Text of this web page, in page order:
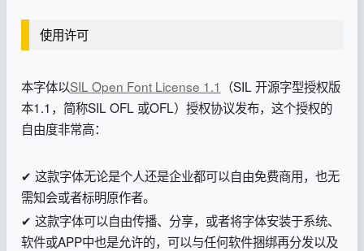
使用许可
本字体以SIL Open Font License 1.1 （SIL 开源字型授权版
本1.1，简称SIL OFL 或OFL）授权协议发布，这个授权的
自由度非常高：
✔ 这款字体无论是个人还是企业都可以自由免费商用，也无
需知会或者标明原作者。
✔ 这款字体可以自由传播、分享，或者将字体安装于系统、
软件或APP中也是允许的，可以与任何软件捆绑再分发以及